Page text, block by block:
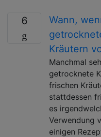
6
Wann,
Kräutern
Manchmal
getrocknete
frischen
stattdessen
es
Verwendung
einigen